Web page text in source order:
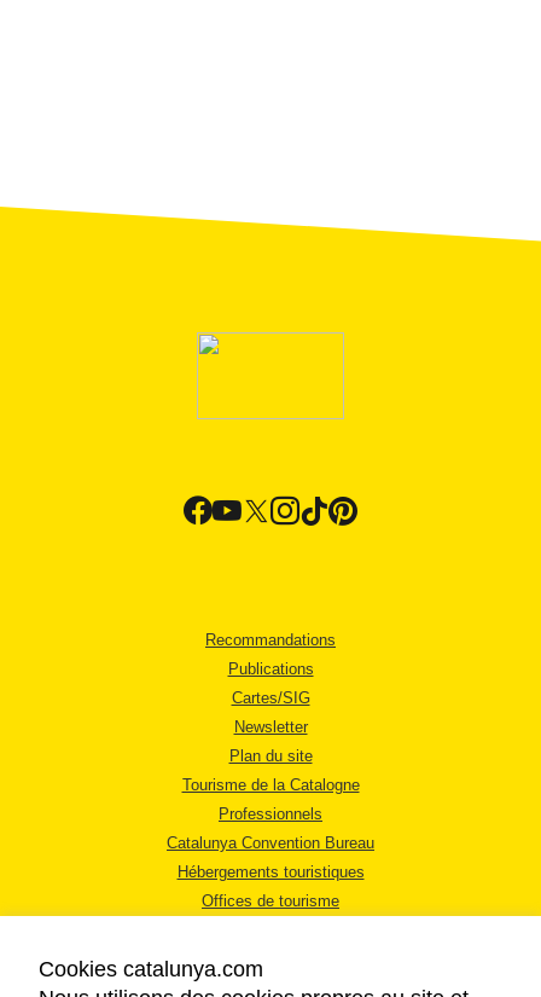
Recommandations
Publications
Cartes/SIG
Newsletter
Plan du site
Tourisme de la Catalogne
Professionnels
Catalunya Convention Bureau
Hébergements touristiques
Offices de tourisme
Cookies catalunya.com